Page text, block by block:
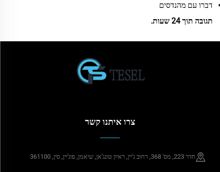
דברו עם מהנדסים
תגובה תוך 24 שעות.
צרו איתנו קשר
חדר 223, מס' 368, רחוב ג'יין, ראיון טונג'אן, שיאמן, פוג'יין, סין, 361100